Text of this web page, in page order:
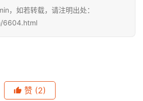
，如若转载，请注明出处：
6604.html
赞 (2)